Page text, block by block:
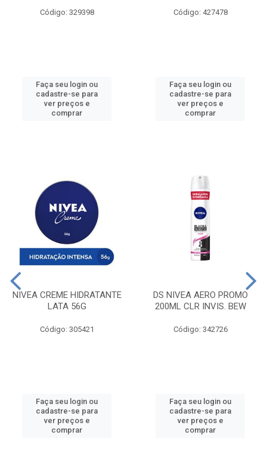
Código: 329398
Faça seu login ou
cadastre-se para
ver preços e
comprar
Código: 427478
Faça seu login ou
cadastre-se para
ver preços e
comprar
NIVEA CREME HIDRATANTE
LATA 56G
Código: 305421
Faça seu login ou
cadastre-se para
ver preços e
comprar
DS NIVEA AERO PROMO
200ML CLR INVIS. BEW
Código: 342726
Faça seu login ou
cadastre-se para
ver preços e
comprar